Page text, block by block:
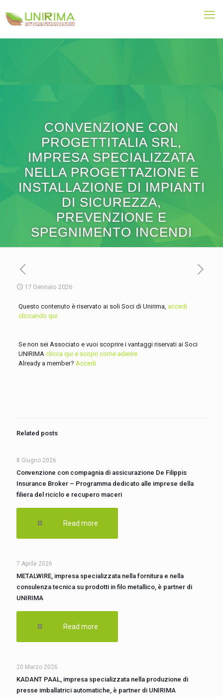
CONVENZIONE CON
PROGETTITALIA SRL,
IMPRESA SPECIALIZZATA
NELLA PROGETTAZIONE E
INSTALLAZIONE DI IMPIANTI
DI SICUREZZA,
PREVENZIONE E
SPEGNIMENTO INCENDI
17 Gennaio 2026
Questo contenuto è riservato ai soli Soci di Unirima, accedi
cliccando qui.
Se non sei Associato e vuoi scoprire i vantaggi riservati ai Soci
UNIRIMA clicca qui e scopri come aderire
Already a member? Accedi
Related posts
8 Giugno 2026
Convenzione con compagnia di assicurazione De Filippis
Insurance Broker – Programma dedicato alle imprese della
filiera del riciclo e recupero maceri
Read more
7 Aprile 2026
METALWIRE, impresa specializzata nella fornitura e nella
consulenza tecnica su prodotti in filo metallico, è partner di
UNIRIMA
Read more
20 Marzo 2026
KADANT PAAL, impresa specializzata nella produzione di
presse imballatrici automatiche, è partner di UNIRIMA